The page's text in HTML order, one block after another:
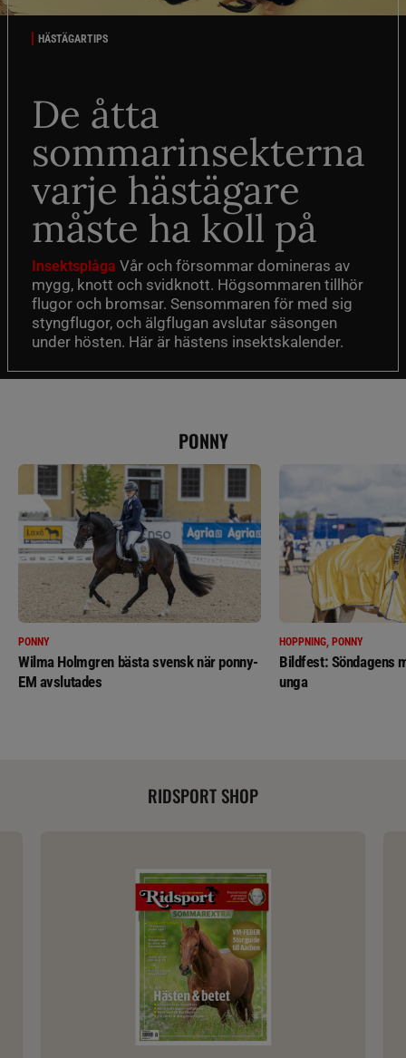
HÄSTÄGARTIPS
De åtta
sommarinsekterna
varje hästägare
måste ha koll på
Insektsplåga Vår och försommar domineras av
mygg, knott och svidknott. Högsommaren tillhör
flugor och bromsar. Sensommaren för med sig
styngflugor, och älgflugan avslutar säsongen
under hösten. Här är hästens insektskalender.
PONNY
PONNY
Wilma Holmgren bästa svensk när ponny-
EM avslutades
HOPPNING, PONNY
Bildfest: Söndagens
unga
RIDSPORT SHOP